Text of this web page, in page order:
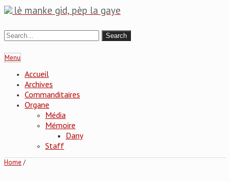
lè manke gid, pèp la gaye
Menu
Accueil
Archives
Commanditaires
Organe
Média
Mémoire
Dany
Staff
Home /